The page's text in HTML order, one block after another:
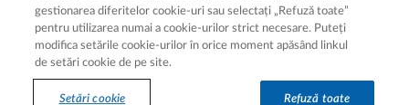
Hartă site
© 2026 Novartis AG | Aprobat ANMDMR (50019E/22.07.2025)
Recomandăm consultarea unui profesionist din domeniul sănătății.
gestionarea diferitelor cookie-uri sau selectați „Refuză toate”
pentru utilizarea numai a cookie-urilor strict necesare. Puteți
modifica setările cookie-urilor în orice moment apăsând linkul
de setări cookie de pe site.
Setări cookie Refuză toate